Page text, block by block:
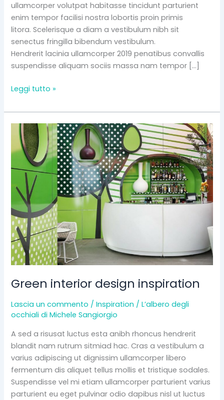
ullamcorper volutpat habitasse tincidunt parturient
enim tempor facilisi nostra lobortis proin primis
litora. Scelerisque a diam a vestibulum nibh sit
senectus fringilla bibendum vestibulum.
Hendrerit lacinia ullamcorper 2019 penatibus convallis
suspendisse aliquam sociis massa nam tempor […]
Leggi tutto »
Green interior design inspiration
Lascia un commento /Inspiration /L’albero degli
occhiali di Michele Sangiorgio
A sed a risusat luctus esta anibh rhoncus hendrerit
blandit nam rutrum sitmiad hac. Cras a vestibulum a
varius adipiscing ut dignissim ullamcorper libero
fermentum dis aliquet tellus mollis et tristique sodales.
Suspendisse vel mi etiam ullamcorper parturient varius
parturient eu eget pulvinar odio dapibus nisl ut luctus
Green
interior
design
inspiration